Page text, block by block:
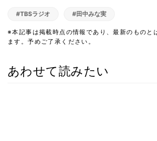
#TBSラジオ #田中みな実
※本記事は掲載時点の情報であり、最新のものと
ます。予めご了承ください。
あわせて読みたい